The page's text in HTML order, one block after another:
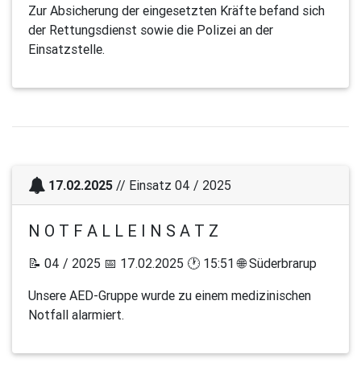
Zur Absicherung der eingesetzten Kräfte befand sich
der Rettungsdienst sowie die Polizei an der
Einsatzstelle.
17.02.2025 // Einsatz 04 / 2025
N O T F A L L E I N S A T Z
📝 04 / 2025 📅 17.02.2025 🕐 15:51 🌐 Süderbrarup
Unsere AED-Gruppe wurde zu einem medizinischen
Notfall alarmiert.